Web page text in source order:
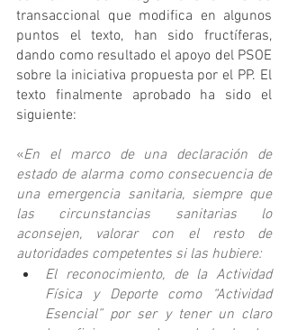
transaccional que modifica en algunos
puntos el texto, han sido fructíferas,
dando como resultado el apoyo del PSOE
sobre la iniciativa propuesta por el PP. El
texto finalmente aprobado ha sido el
siguiente:
«En el marco de una declaración de
estado de alarma como consecuencia de
una emergencia sanitaria, siempre que
las circunstancias sanitarias lo
aconsejen, valorar con el resto de
autoridades competentes si las hubiere:
El reconocimiento, de la Actividad
Física y Deporte como “Actividad
Esencial” por ser y tener un claro